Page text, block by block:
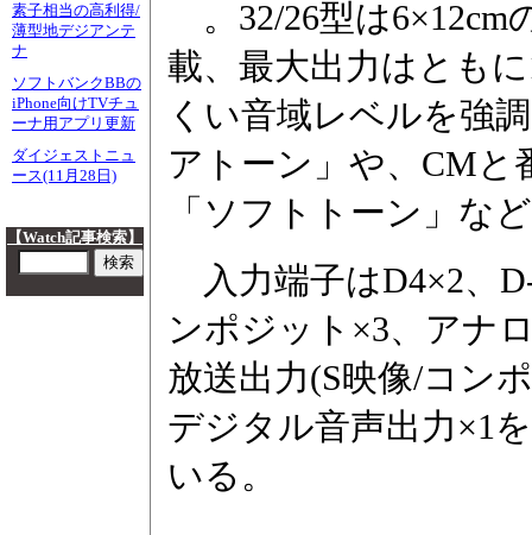
素子相当の高利得/
薄型地デジアンテ
ナ
ソフトバンクBBの
iPhone向けTVチュ
ーナ用アプリ更新
ダイジェストニュ
ース(11月28日)
【Watch記事検索】
。32/26型は6×12cm
載、最大出力はとも
くい音域レベルを強
アトーン」や、CM
「ソフトトーン」な
入力端子はD4×2、
ンポジット×3、アナ
放送出力(S映像/コン
デジタル音声出力×1
いる。